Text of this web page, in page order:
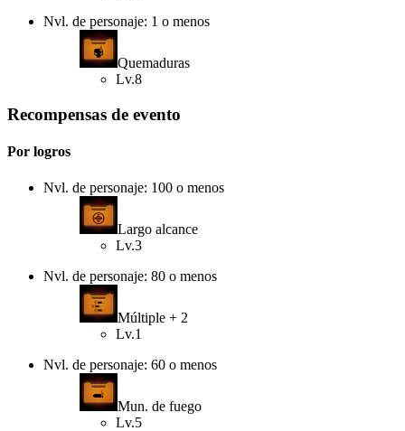
Nvl. de personaje: 1 o menos
Quemaduras
Lv.8
Recompensas de evento
Por logros
Nvl. de personaje: 100 o menos
Largo alcance
Lv.3
Nvl. de personaje: 80 o menos
Múltiple + 2
Lv.1
Nvl. de personaje: 60 o menos
Mun. de fuego
Lv.5